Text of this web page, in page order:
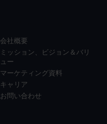
会社概要
ミッション、ビジョン＆バリ
ュー
マーケティング資料
キャリア
お問い合わせ